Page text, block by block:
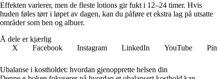
Effekten varierer, men de fleste lotions gir fukt i 12–24 timer. Hvis
huden føles tørr i løpet av dagen, kan du påføre et ekstra lag på utsatte
områder som ben og albuer.
Å dele er kjærlig
X
Facebook Instagram LinkedIn YouTube
Ubalanse i kostholdet: hvordan gjenopprette helsen din